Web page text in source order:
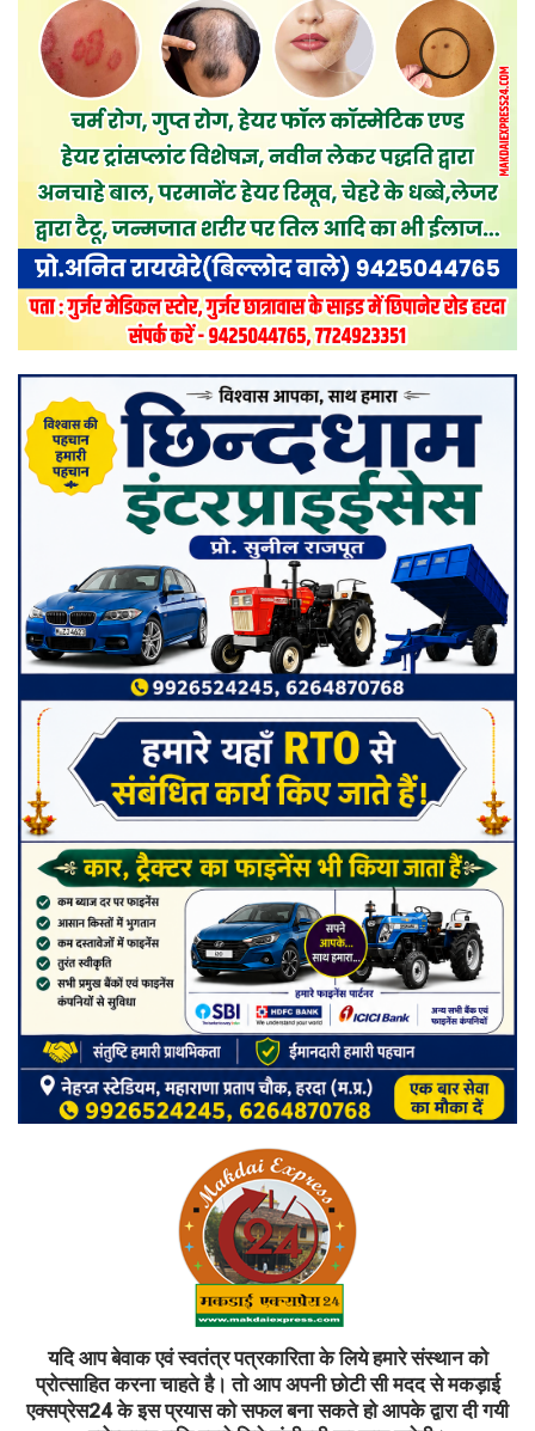
यदि आप बेवाक एवं स्वतंत्र पत्रकारिता के लिये हमारे संस्थान को
प्रोत्साहित करना चाहते है। तो आप अपनी छोटी सी मदद से मकड़ाई
एक्सप्रेस24 के इस प्रयास को सफल बना सकते हो आपके द्वारा दी गयी